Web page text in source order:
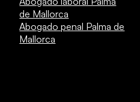
de Mallorca
Abogado penal Palma de
Mallorca